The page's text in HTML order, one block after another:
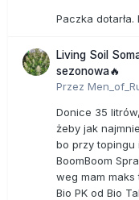
Paczka dotarła.
Living Soil
sezonowa🔥
Przez
Donice 35
żeby jak
bo przy topingu
BoomBoom
weg mam maks
Bio PK od Bio